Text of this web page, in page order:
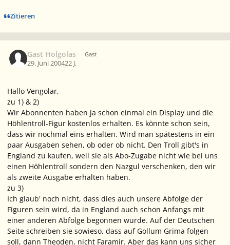
Zitieren
Gast Holgolas Gast
29. Juni 200422 J.
Hallo Vengolar,
zu 1) & 2)
Wir Abonnenten haben ja schon einmal ein Display und die
Höhlentroll-Figur kostenlos erhalten. Es könnte schon sein,
dass wir nochmal eins erhalten. Wird man spätestens in ein
paar Ausgaben sehen, ob oder ob nicht. Den Troll gibt's in
England zu kaufen, weil sie als Abo-Zugabe nicht wie bei uns
einen Höhlentroll sondern den Nazgul verschenken, den wir
als zweite Ausgabe erhalten haben.
zu 3)
Ich glaub' noch nicht, dass dies auch unsere Abfolge der
Figuren sein wird, da in England auch schon Anfangs mit
einer anderen Abfolge begonnen wurde. Auf der Deutschen
Seite schreiben sie sowieso, dass auf Gollum Grima folgen
soll, dann Theoden, nicht Faramir. Aber das kann uns sicher